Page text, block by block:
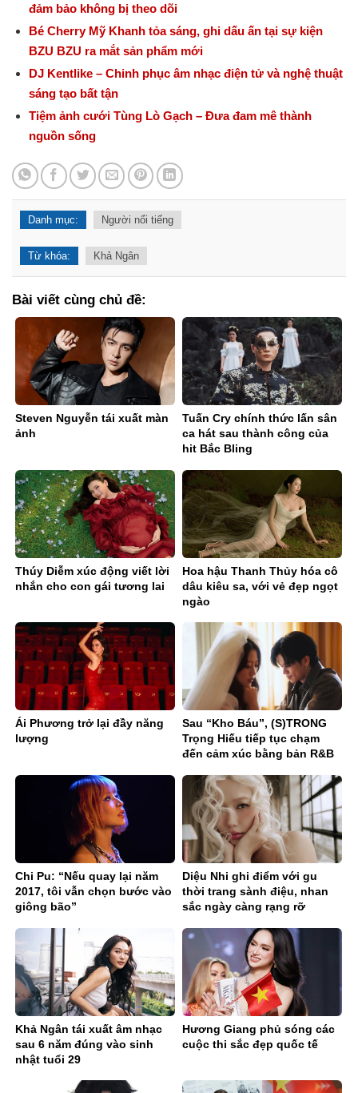
đảm bảo không bị theo dõi
Bé Cherry Mỹ Khanh tỏa sáng, ghi dấu ấn tại sự kiện
BZU BZU ra mắt sản phẩm mới
DJ Kentlike – Chinh phục âm nhạc điện tử và nghệ thuật
sáng tạo bất tận
Tiệm ảnh cưới Tùng Lò Gạch – Đưa đam mê thành
nguồn sống
Danh mục: Người nổi tiếng
Từ khóa: Khả Ngân
Bài viết cùng chủ đề:
Steven Nguyễn tái xuất màn
ảnh
Tuấn Cry chính thức lấn sân
ca hát sau thành công của
hit Bắc Bling
Thúy Diễm xúc động viết lời
nhắn cho con gái tương lai
Hoa hậu Thanh Thủy hóa cô
dâu kiêu sa, với vẻ đẹp ngọt
ngào
Ái Phương trở lại đầy năng
lượng
Sau “Kho Báu”, (S)TRONG
Trọng Hiếu tiếp tục chạm
đến cảm xúc bằng bản R&B
Chi Pu: “Nếu quay lại năm
2017, tôi vẫn chọn bước vào
giông bão”
Diệu Nhi ghi điểm với gu
thời trang sành điệu, nhan
sắc ngày càng rạng rỡ
Khả Ngân tái xuất âm nhạc
sau 6 năm đúng vào sinh
nhật tuổi 29
Hương Giang phủ sóng các
cuộc thi sắc đẹp quốc tế